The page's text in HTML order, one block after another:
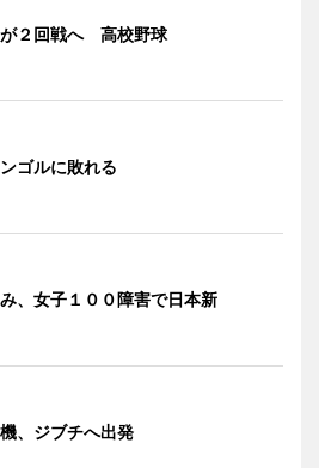
２回戦へ 高校野球
ゴルに敗れる
、女子１００障害で日本新
、ジブチへ出発